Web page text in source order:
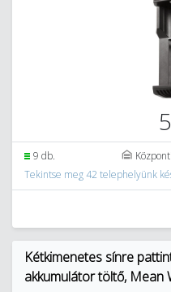
9 db.
Tekintse meg 42 telephelyünk
Kétkimenetes sínre
akkumulátor töltő, Mean